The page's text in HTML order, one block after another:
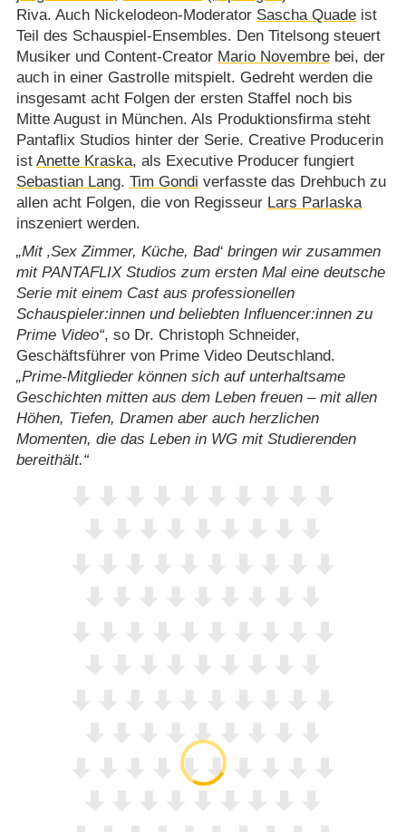
Riva. Auch Nickelodeon-Moderator Sascha Quadeist
Teil des Schauspiel-Ensembles. Den Titelsong steuert
Musiker und Content-Creator Mario Novembrebei, der
auch in einer Gastrolle mitspielt. Gedreht werden die
insgesamt acht Folgen der ersten Staffel noch bis
Mitte August in München. Als Produktionsfirma steht
Pantaflix Studios hinter der Serie. Creative Producerin
ist Anette Kraska, als Executive Producer fungiert
Sebastian Lang. Tim Gondi verfasste das Drehbuch zu
allen acht Folgen, die von Regisseur Lars Parlaska
inszeniert werden.
Mit ‚Sex Zimmer, Küche, Bad‘ bringen wir zusammen
mit PANTAFLIX Studios zum ersten Mal eine deutsche
Serie mit einem Cast aus professionellen
Schauspieler:innen und beliebten Influencer:innen zu
Prime Video , so Dr. Christoph Schneider,
Geschäftsführer von Prime Video Deutschland.
Prime-Mitglieder können sich auf unterhaltsame
Geschichten mitten aus dem Leben freuen – mit allen
Höhen, Tiefen, Dramen aber auch herzlichen
Momenten, die das Leben in WG mit Studierenden
bereithält.